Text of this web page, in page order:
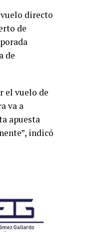
directo
de
de
el vuelo de
va a
apuesta
indicó